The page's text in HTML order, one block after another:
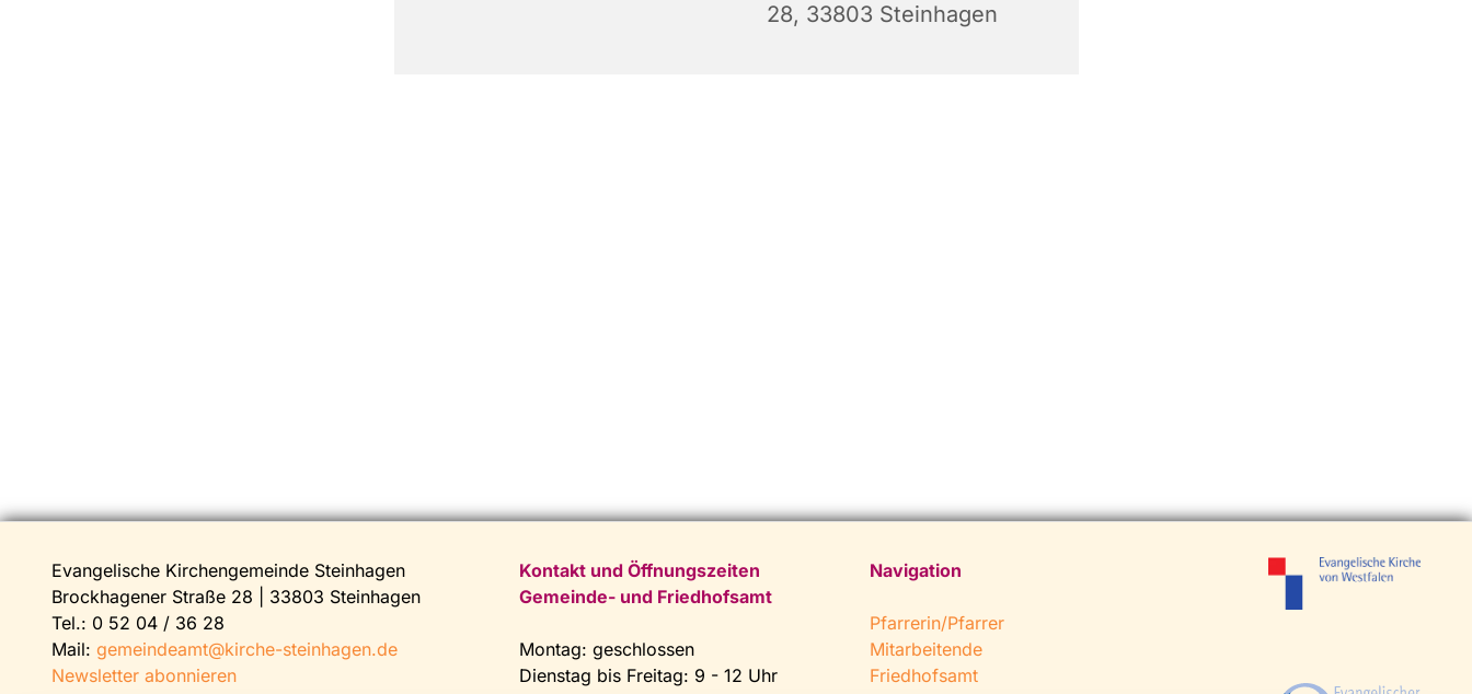
28, 33803 Steinhagen
Evangelische Kirchengemeinde Steinhagen
Brockhagener Straße 28 | 33803 Steinhagen
Tel.: 0 52 04 / 36 28
Mail: gemeindeamt@kirche-steinhagen.de
Newsletter abonnieren
Kontakt und Öffnungszeiten
Gemeinde- und Friedhofsamt
Montag: geschlossen
Dienstag bis Freitag: 9 - 12 Uhr
Navigation
Pfarrerin/Pfarrer
Mitarbeitende
Friedhofsamt